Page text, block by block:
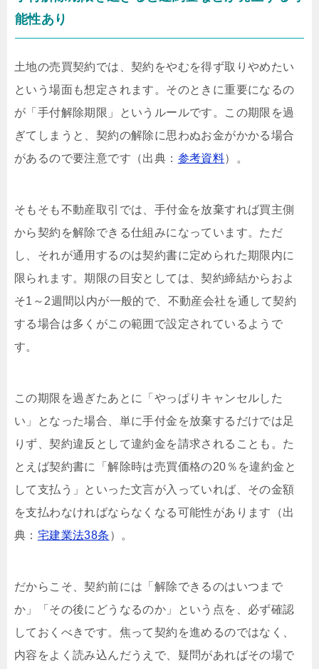
能性あり
土地の売買契約では、契約をやむを得ず取りやめたい
という場面も想定されます。そのときに重要になるの
が「手付解除期限」というルールです。この期限を過
ぎてしまうと、契約の解除に思わぬお金がかかる場合
があるので要注意です（出典： 参考資料）。
そもそも不動産取引では、手付金を放棄すれば買主側
から契約を解除できる仕組みになっています。ただ
し、それが通用するのは契約書に定められた期限内に
限られます。期限の目安としては、契約締結からおよ
そ1～2週間以内が一般的で、不動産会社を通して契約
する場合は多くがこの範囲で設定されているようで
す。
この期限を過ぎたあとに「やっぱりキャンセルした
い」となった場合、単に手付金を放棄するだけでは足
りず、契約違反として違約金を請求されることも。た
とえば契約書に「解除時は売買価格の20％を違約金と
して支払う」といった文言が入っていれば、その金額
を支払わなければならなくなる可能性があります（出
典： 宅建業法38条 ）。
だからこそ、契約前には「解除できるのはいつまで
か」「その後にどうなるのか」という点を、必ず確認
しておくべきです。焦って契約を進めるのではなく、
内容をよく読み込んだうえで、疑問があればその場で